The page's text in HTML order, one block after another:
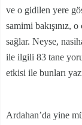
ve o gidilen yere
samimi bakışınız,
sağlar. Neyse,
ile ilgili 83 tane
etkisi ile bunları
Ardahan’da yine